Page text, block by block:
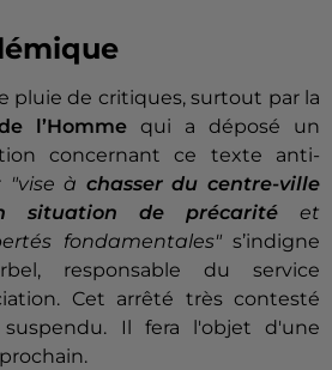
pluie de critiques, surtout par la
l’Homme qui a déposé un
concernant ce texte anti-
"vise à chasser du centre-ville
situation de précarité et
fondamentales"s’indigne
responsable du service
Cet arrêté très contesté
Il fera l'objet d'une